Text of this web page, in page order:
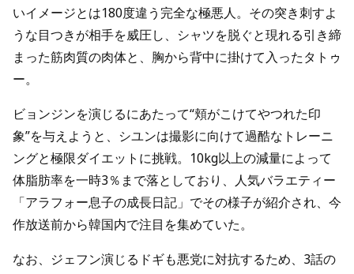
いイメージとは180度違う完全な極悪人。その突き刺すよ
うな目つきが相手を威圧し、シャツを脱ぐと現れる引き締
まった筋肉質の肉体と、胸から背中に掛けて入ったタトゥ
ー。
ビョンジンを演じるにあたって“頬がこけてやつれた印
象”を与えようと、シユンは撮影に向けて過酷なトレーニ
ングと極限ダイエットに挑戦。10kg以上の減量によって
体脂肪率を一時3％まで落としており、人気バラエティー
「アラフォー息子の成長日記」でその様子が紹介され、今
作放送前から韓国内で注目を集めていた。
なお、ジェフン演じるドギも悪党に対抗するため、3話の